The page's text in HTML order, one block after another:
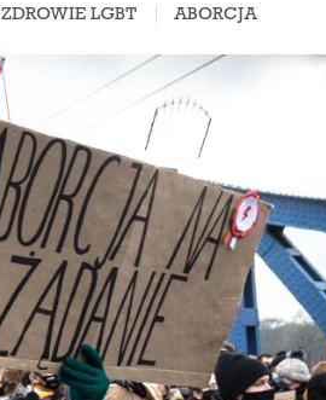
ZDROWIE LGBT ABORCJA